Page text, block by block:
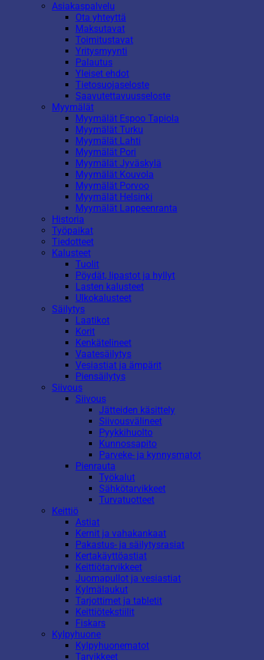
Asiakaspalvelu
Ota yhteyttä
Maksutavat
Toimitustavat
Yritysmyynti
Palautus
Yleiset ehdot
Tietosuojaseloste
Saavutettavuusseloste
Myymälät
Myymälät Espoo Tapiola
Myymälät Turku
Myymälät Lahti
Myymälät Pori
Myymälät Jyväskylä
Myymälät Kouvola
Myymälät Porvoo
Myymälät Helsinki
Myymälät Lappeenranta
Historia
Työpaikat
Tiedotteet
Kalusteet
Tuolit
Pöydät, lipastot ja hyllyt
Lasten kalusteet
Ulkokalusteet
Säilytys
Laatikot
Korit
Kenkätelineet
Vaatesäilytys
Vesiastiat ja ämpärit
Piensäilytys
Siivous
Siivous
Jätteiden käsittely
Siivousvälineet
Pyykkihuolto
Kunnossapito
Parveke- ja kynnysmatot
Pienrauta
Työkalut
Sähkötarvikkeet
Turvatuotteet
Keittiö
Astiat
Kernit ja vahakankaat
Pakastus- ja säilytysrasiat
Kertakäyttöastiat
Keittiötarvikkeet
Juomapullot ja vesiastiat
Kylmälaukut
Tarjottimet ja tabletit
Keittiötekstiilit
Fiskars
Kylpyhuone
Kylpyhuonematot
Tarvikkeet